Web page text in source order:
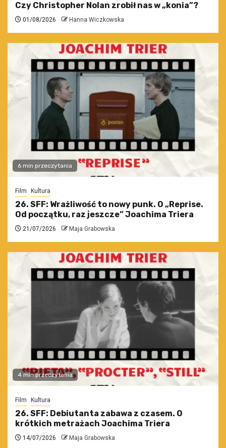
Czy Christopher Nolan zrobił nas w „konia”?
01/08/2026 Hanna Wiczkowska
6 min przeczytania
Film Kultura
26. SFF: Wrażliwość to nowy punk. O „Reprise.
Od początku, raz jeszcze” Joachima Triera
21/07/2026 Maja Grabowska
4 min przeczytania
Film Kultura
26. SFF: Debiutanta zabawa z czasem. O
krótkich metrażach Joachima Triera
14/07/2026 Maja Grabowska